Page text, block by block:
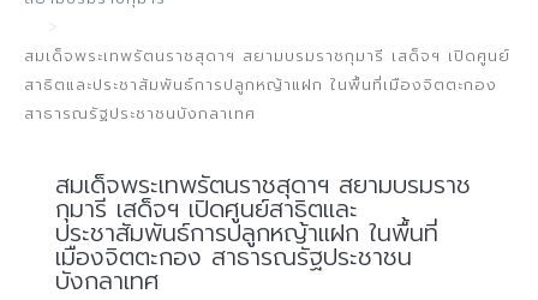
สมเด็จพระเทพรัตนราชสุดาฯ สยามบรมราชกุมารี เสด็จฯ เปิดศูนย์
สาธิตและประชาสัมพันธ์การปลูกหญ้าแฝก ในพื้นที่เมืองจิตตะกอง
สาธารณรัฐประชาชนบังกลาเทศ
สมเด็จพระเทพรัตนราชสุดาฯ สยามบรมราช
กุมารี เสด็จฯ เปิดศูนย์สาธิตและ
ประชาสัมพันธ์การปลูกหญ้าแฝก ในพื้นที่
เมืองจิตตะกอง สาธารณรัฐประชาชน
บังกลาเทศ